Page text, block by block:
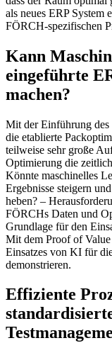
als neues ERP System
FÖRCH-spezifischen
Kann
eingeführte
machen?
Mit der Einführung des
die etablierte
teilweise sehr große
Optimierung die
Könnte maschinelles
Ergebnisse steigern
heben? –
FÖRCHs Daten und
Grundlage für den
Mit dem Proof of
Einsatzes von KI für
demonstrieren.
Effiziente